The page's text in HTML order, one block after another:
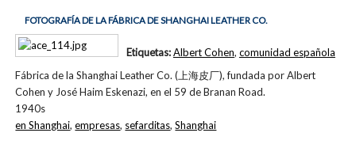
FOTOGRAFÍA DE LA FÁBRICA DE SHANGHAI LEATHER CO.
Fábrica de la Shanghai Leather Co. (上海皮厂), fundada por Albert
Cohen y José Haim Eskenazi, en el 59 de Branan Road.
1940s
Etiquetas:Albert Cohen, comunidad española
en Shanghai,empresas, sefarditas,Shanghai